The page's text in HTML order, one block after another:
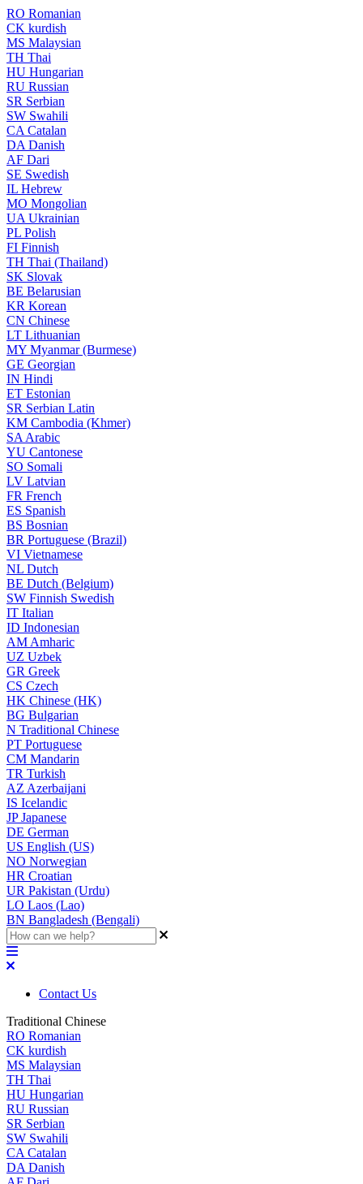
RO Romanian
CK kurdish
MS Malaysian
TH Thai
HU Hungarian
RU Russian
SR Serbian
SW Swahili
CA Catalan
DA Danish
AF Dari
SE Swedish
IL Hebrew
MO Mongolian
UA Ukrainian
PL Polish
FI Finnish
TH Thai (Thailand)
SK Slovak
BE Belarusian
KR Korean
CN Chinese
LT Lithuanian
MY Myanmar (Burmese)
GE Georgian
IN Hindi
ET Estonian
SR Serbian Latin
KM Cambodia (Khmer)
SA Arabic
YU Cantonese
SO Somali
LV Latvian
FR French
ES Spanish
BS Bosnian
BR Portuguese (Brazil)
VI Vietnamese
NL Dutch
BE Dutch (Belgium)
SW Finnish Swedish
IT Italian
ID Indonesian
AM Amharic
UZ Uzbek
GR Greek
CS Czech
HK Chinese (HK)
BG Bulgarian
N Traditional Chinese
PT Portuguese
CM Mandarin
TR Turkish
AZ Azerbaijani
IS Icelandic
JPJapanese
DE German
US English (US)
NO Norwegian
HR Croatian
UR Pakistan (Urdu)
LO Laos (Lao)
BN Bangladesh (Bengali)
Contact Us
Traditional Chinese
RO Romanian
CK kurdish
MS Malaysian
TH Thai
HU Hungarian
RU Russian
SR Serbian
SW Swahili
CA Catalan
DA Danish